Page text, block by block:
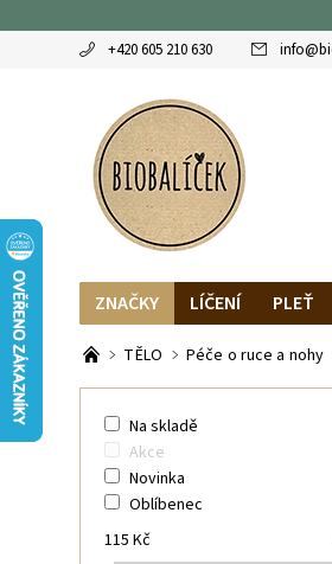
+420 605 210 630 info@
ZNAČKY LÍČENÍ PLEŤ
OBLÍBENCI
MAGAZÍN
TĚLO Péče o ruce a nohy
Na skladě
Akce
Novinka
Oblíbenec
115 Kč